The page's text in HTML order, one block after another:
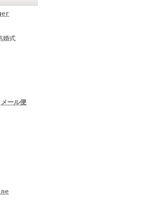
婚式
ール便